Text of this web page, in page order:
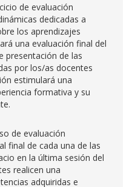
de evaluación
dedicadas a
los aprendizajes
una evaluación final del
presentación de las
por los/as docentes
estimulará una
formativa y su
de evaluación
final de cada una de las
en la última sesión del
realicen una
adquiridas e